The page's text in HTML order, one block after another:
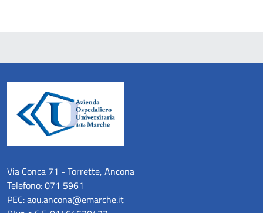
Via Conca 71 - Torrette, Ancona
Telefono:071 5961
PEC:aou.ancona@emarche.it